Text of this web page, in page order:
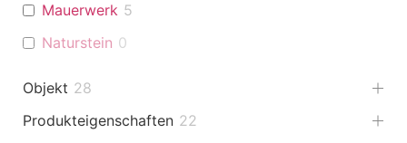
Mauerwerk 5
Naturstein 0
Objekt 28
Produkteigenschaften 22